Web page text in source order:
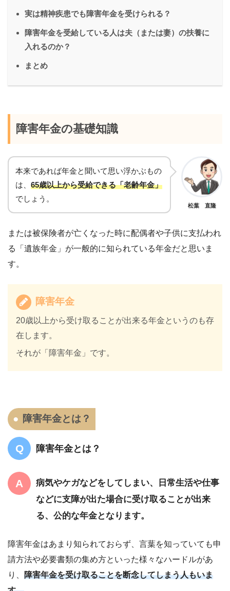
実は精神疾患でも障害年金を受けられる？
障害年金を受給している人は夫（または妻）の扶養に
入れるのか？
まとめ
障害年金の基礎知識
本来であれば年金と聞いて思い浮かぶもの
は、 65歳以上から受給できる「老齢年金」
でしょう。
松葉 直隆
または被保険者が亡くなった時に配偶者や子供に支払われ
る「遺族年金」が一般的に知られている年金だと思いま
す。
障害年金
20歳以上から受け取ることが出来る年金というのも存
在します。
それが「障害年金」です。
障害年金とは？
障害年金とは？
病気やケガなどをしてしまい、日常生活や仕事
などに支障が出た場合に受け取ることが出来
る、公的な年金となります。
障害年金はあまり知られておらず、 言葉を知っていても申
請方法や必要書類の集め方といった様々なハードルがあ
り、 障害年金を受け取ることを断念してしまう人もいま